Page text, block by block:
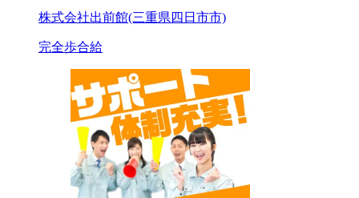
株式会社出前館(三重県四日市市)
完全歩合給